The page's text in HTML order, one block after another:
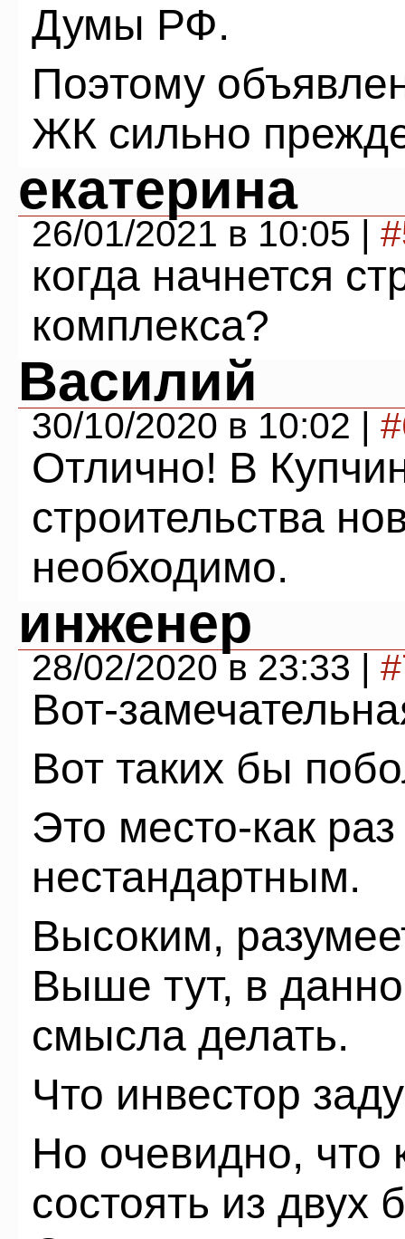
Думы РФ.
Поэтому
ЖК сильно
екатерина
26/01/2021 в 10:05 |
когда начнется
комплекса?
Василий
30/10/2020 в 10:02 |
Отлично! В
строительства
необходимо.
инженер
28/02/2020 в 23:33 |
Вот-
Вот таких бы
Это место-как
нестандартным.
Высоким,
Выше тут, в
смысла делать.
Что инвестор
Но очевидно, что
состоять из